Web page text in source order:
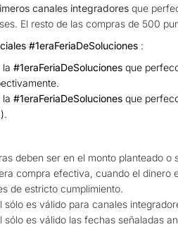
canales integradoresque
El resto de las compras de 500
#1eraFeriaDeSoluciones:
la #1eraFeriaDeSolucionesque
la #1eraFeriaDeSolucionesque
deben ser en el monto planteado o
compra efectiva, cuando el dinero
de estricto cumplimiento.
sólo es válido para canales
sólo es válido las fechas señaladas